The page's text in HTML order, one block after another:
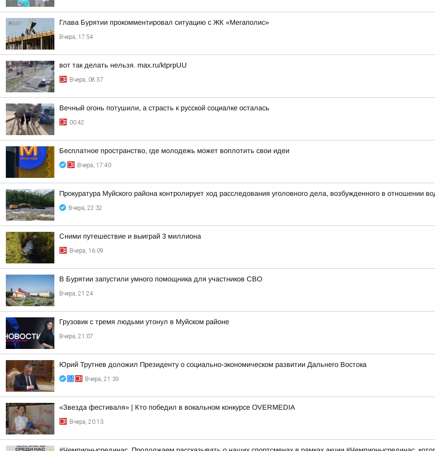
Глава Бурятии прокомментировал ситуацию с ЖК «Мегаполис»
Вчера, 17:54
вот так делать нельзя. max.ru/ktprpUU
Вчера, 08:57
Вечный огонь потушили, а страсть к русской социалке осталась
00:42
Бесплатное пространство, где молодежь может воплотить свои идеи
Вчера, 17:40
Прокуратура Муйского района контролирует ход расследования уголовного дела, возбужденного в отношении
Вчера, 22:32
Сними путешествие и выиграй 3 миллиона
Вчера, 16:09
В Бурятии запустили умного помощника для участников СВО
Вчера, 21:24
Грузовик с тремя людьми утонул в Муйском районе
Вчера, 21:07
Юрий Трутнев доложил Президенту о социально-экономическом развитии Дальнего Востока
Вчера, 21:39
«Звезда фестиваля» | Кто победил в вокальном конкурсе OVERMEDIA
Вчера, 20:13